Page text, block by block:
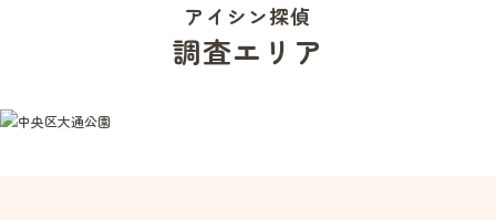
アイシン探偵
調査エリア